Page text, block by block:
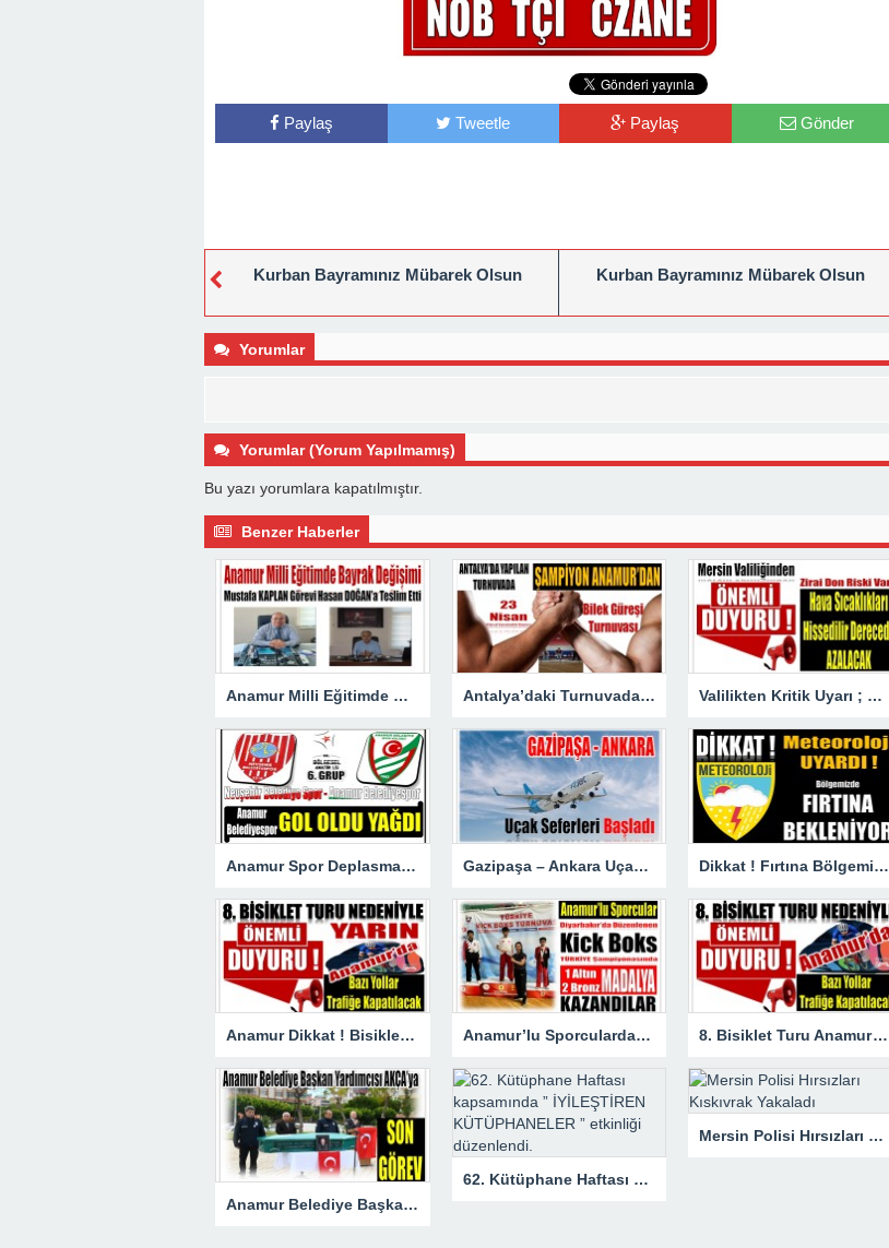
Paylaş Tweetle Paylaş Gönder
Kurban Bayramınız Mübarek Olsun Kurban Bayramınız Mübarek Olsun
Yorumlar
Yorumlar (Yorum Yapılmamış)
Bu yazı yorumlara kapatılmıştır.
Benzer Haberler
Anamur Milli Eğitimde Görev Değişimi : Hasan DOĞAN Atandı Antalya’daki Turnuvada Şampiyon Anamur’dan Valilikten Kritik Uyarı ; Hava Sıcaklığı Hissedilir Derecede Azalacak!
Anamur Spor Deplasmanda Gol Oldu Yağdı! Gazipaşa – Ankara Uçak Seferleri Başladı Dikkat ! Fırtına Bölgemizde Etkili Olacak
Anamur Dikkat ! Bisiklet Yarışı Nedeniyle Bazı Yollar Kapanacak Anamur’lu Sporculardan Büyük Başarı ; 1 Altın 2 Bronz Madalya Kazandılar 8. Bisiklet Turu Anamur’dan Başlıyor. Bazı Yollar Trafiğe Kapatılacak
Anamur Belediye Başkan Yardımcısı AKÇA’ya Son Görev
62. Kütüphane Haftası kapsamında ” İYİLEŞTİREN KÜTÜPHANELER ” etkinliği düzenlendi.
Mersin Polisi Hırsızları Kıskıvrak Yakaladı